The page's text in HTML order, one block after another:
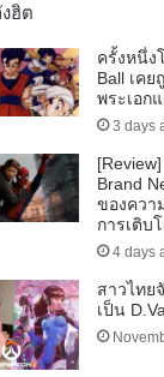
ฮิต
ครั้งหนึ่ง
Ball เคย
พระเอก
3 days
Brand
ของควา
การเติบ
4 days
สาวไทย
เป็น